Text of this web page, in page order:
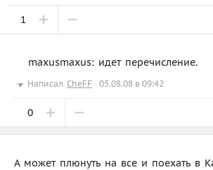
1
maxusmaxus: идет перечисление.
Написал CheFF 05.08.08 в 09:42
0
А может плюнуть на все и поехать в